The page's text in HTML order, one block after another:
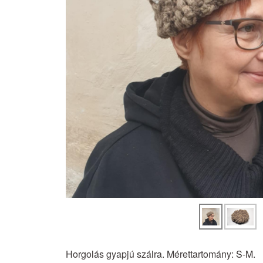
Horgolás gyapjú szálra. Mérettartomány: S-M.